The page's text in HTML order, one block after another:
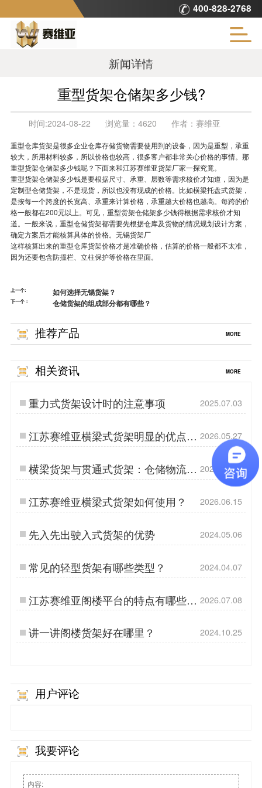
400-828-2768
新闻详情
重型货架仓储架多少钱?
时间:2024-08-22 浏览量： 4620 作者： 赛维亚
重型仓库货架是很多企业仓库存储货物需要使用到的设备，因为是重型，承重
较大，所用材料较多，所以价格也较高，很多客户都非常关心价格的事情。那
重型货架仓储架多少钱呢？下面来和江苏赛维亚货架厂家一探究竟。
重型货架仓储架多少钱是要根据尺寸、承重、层数等需求核价才知道，因为是
定制型仓储货架，不是现货，所以也没有现成的价格。比如横梁托盘式货架，
是按每一个跨度的长宽高、承重来计算价格，承重越大价格也越高。每跨的价
格一般都在200元以上。可见， 重型货架仓储架多少钱得根据需求核价才知
道。一般来说，重型仓储货架都需要先根据仓库及货物的情况规划设计方案，
确定方案后才能核算具体的价格。无锡货架厂
这样核算出来的重型仓库货架价格才是准确价格，估算的价格一般都不太准，
因为还要包含防撞栏、立柱保护等价格在里面。
上一个: 如何选择无锡货架？
下一个： 仓储货架的组成部分都有哪些？
推荐产品 MORE
相关资讯 MORE
重力式货架设计时的注意事项 2025.07.03
江苏赛维亚横梁式货架明显的优点在
哪里？
2026.05.27
横梁货架与贯通式货架：仓储物流的
差异化选择
2025.07.25
江苏赛维亚横梁式货架如何使用？ 2026.06.15
先入先出驶入式货架的优势 2024.05.06
常见的轻型货架有哪些类型？ 2024.04.07
江苏赛维亚阁楼平台的特点有哪些
呢?
2026.07.08
讲一讲阁楼货架好在哪里？ 2024.10.25
用户评论
我要评论